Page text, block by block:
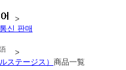
>
신 판매
>
ステージス） 商品一覧